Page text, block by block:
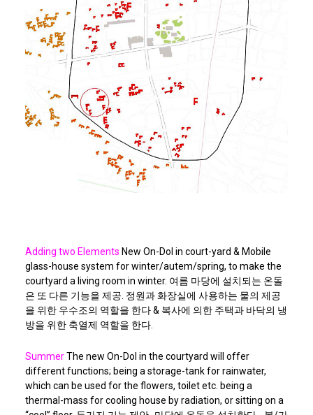
Adding two Elements New On-Dol in court-yard & Mobile
glass-house system for winter/autem/spring, to make the
courtyard a living room in winter. 여름 마당에 설치되는 온돌
은 또 다른 기능을 제공. 정원과 화장실에 사용하는 물의 제공
을 위한 우수조의 역할을 한다 & 복사에 의한 주택과 바닥의 냉
방을 위한 축열제 역할을 한다.
SummerThe new On-Dol in the courtyard will offer
different functions; being a storage-tank for rainwater,
which can be used for the flowers, toilet etc. being a
thermal-mass for cooling house by radiation, or sitting on a